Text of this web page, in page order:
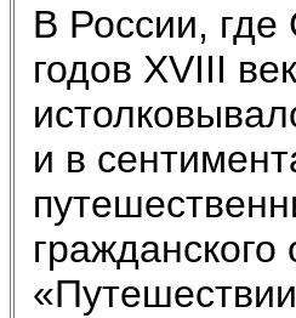
В России, где
годов XVIII
и в